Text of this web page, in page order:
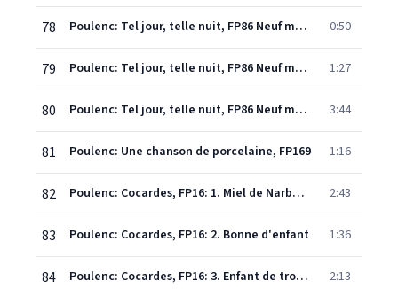
78 Poulenc: Tel jour, telle nuit, FP86 Neuf mélodies sur des poèmes de Paul Eluard: 7. Je n'ai envie que de t'aimer 0:50
79 Poulenc: Tel jour, telle nuit, FP86 Neuf mélodies sur des poèmes de Paul Eluard: 8. Figure de force brûlante et farouche 1:27
80 Poulenc: Tel jour, telle nuit, FP86 Neuf mélodies sur des poèmes de Paul Eluard: 9. Nous avons fait la nuit 3:44
81 Poulenc: Une chanson de porcelaine, FP169 1:16
82 Poulenc: Cocardes, FP16: 1. Miel de Narbonne 2:43
83 Poulenc: Cocardes, FP16: 2. Bonne d'enfant 1:36
84 Poulenc: Cocardes, FP16: 3. Enfant de troupe 2:13